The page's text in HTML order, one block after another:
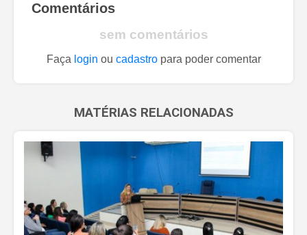
Comentários
sem comentários
Faça login ou cadastropara poder comentar
MATÉRIAS RELACIONADAS